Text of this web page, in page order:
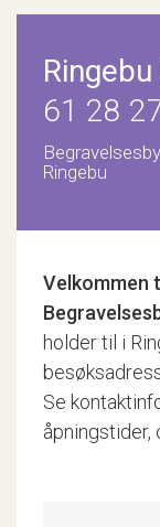
61 28
Ringebu
Velkommen
holder til i
Se
åpningstider,